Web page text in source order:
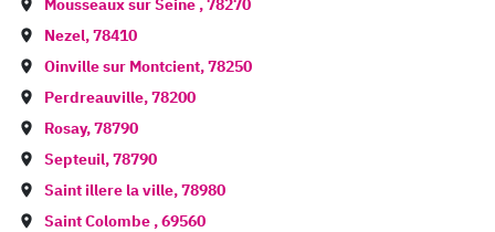
Mousseaux sur Seine ,78270
Nezel,78410
Oinville sur Montcient,78250
Perdreauville,78200
Rosay,78790
Septeuil,78790
Saint illere la ville,78980
Saint Colombe ,69560